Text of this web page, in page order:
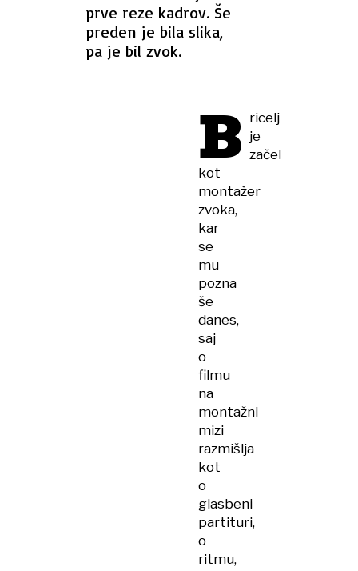
prve reze kadrov. Še
preden je bila slika,
pa je bil zvok.
B ricelj
je
začel
kot
montažer
zvoka,
kar
se
mu
pozna
še
danes,
saj
o
filmu
na
montažni
mizi
razmišlja
kot
o
glasbeni
partituri,
o
ritmu,